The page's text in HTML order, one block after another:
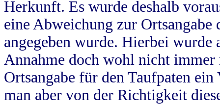
Herkunft. Es wurde deshalb
eine Abweichung zur
angegeben wurde. Hierbei wurde
Annahme doch wohl nicht
Ortsangabe für den Taufpaten
man aber von der Richtigkeit